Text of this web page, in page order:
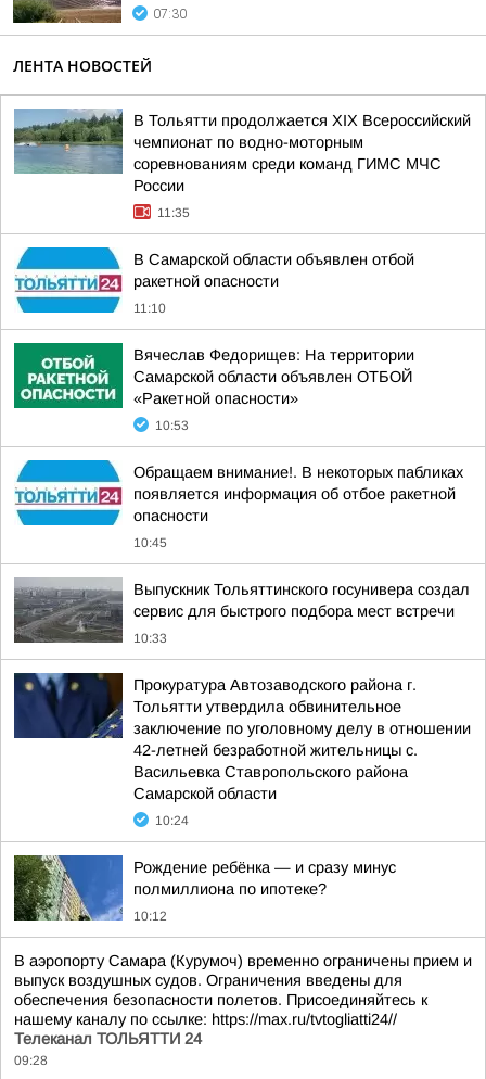
07:30
ЛЕНТА НОВОСТЕЙ
В Тольятти продолжается XIX Всероссийский
чемпионат по водно-моторным
соревнованиям среди команд ГИМС МЧС
России
11:35
В Самарской области объявлен отбой
ракетной опасности
11:10
Вячеслав Федорищев: На территории
Самарской области объявлен ОТБОЙ
«Ракетной опасности»
10:53
Обращаем внимание!. В некоторых пабликах
появляется информация об отбое ракетной
опасности
10:45
Выпускник Тольяттинского госунивера создал
сервис для быстрого подбора мест встречи
10:33
Прокуратура Автозаводского района г.
Тольятти утвердила обвинительное
заключение по уголовному делу в отношении
42-летней безработной жительницы с.
Васильевка Ставропольского района
Самарской области
10:24
Рождение ребёнка — и сразу минус
полмиллиона по ипотеке?
10:12
В аэропорту Самара (Курумоч) временно ограничены прием и
выпуск воздушных судов. Ограничения введены для
обеспечения безопасности полетов. Присоединяйтесь к
нашему каналу по ссылке: https://max.ru/tvtogliatti24//
Телеканал ТОЛЬЯТТИ 24
09:28